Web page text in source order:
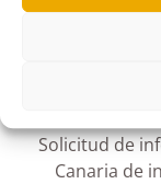
Solicitud de
Canaria de